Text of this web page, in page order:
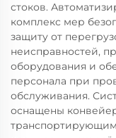
стоков.
комплекс мер
защиту от
неисправностей,
оборудования и
персонала при
обслуживания.
оснащены